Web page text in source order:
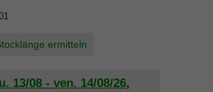
ermitteln
13/08 - ven. 14/08/26,